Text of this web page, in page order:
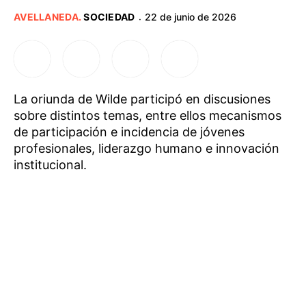
AVELLANEDA.SOCIEDAD · 22 de junio de 2026
La oriunda de Wilde participó en discusiones
sobre distintos temas, entre ellos mecanismos
de participación e incidencia de jóvenes
profesionales, liderazgo humano e innovación
institucional.